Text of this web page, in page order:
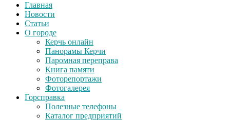
Главная
Новости
Статьи
О городе
Керчь онлайн
Панорамы Керчи
Паромная переправа
Книга памяти
Фоторепортажи
Фотогалерея
Горсправка
Полезные телефоны
Каталог предприятий